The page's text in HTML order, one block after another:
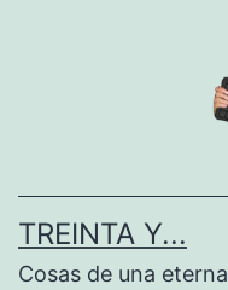
TREINTA Y...
Cosas de una eterna